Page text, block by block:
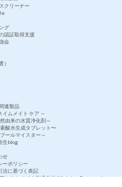
クリーナー
グ
認証取得支援
会
）
連製品
イムメイト ケア ～
由来の水質浄化剤～
酸水生成タブレット〜
ールマイスター～
生blog
せ
ーポリシー
法に基づく表記
シストメイク株式会社 All rights Reserved.